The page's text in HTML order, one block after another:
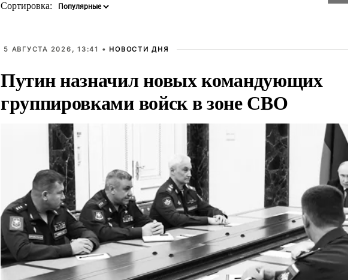
Сортировка:
5 АВГУСТА 2026, 13:41 • НОВОСТИ ДНЯ
Путин назначил новых командующих
группировками войск в зоне СВО